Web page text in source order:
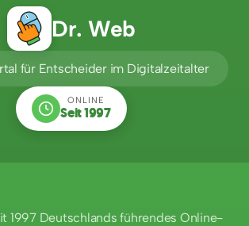
Dr. Web
für Entscheider im Digitalzeitalter
ONLINE
Seit 1997
1997 Deutschlands führendes Online-